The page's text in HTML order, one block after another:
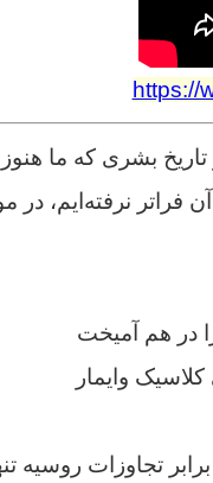
https://
بشری که ما هنوز
نرفته‌ایم، در
در هم آمیخت
وایمار
تجاوزات روسیه